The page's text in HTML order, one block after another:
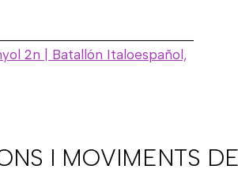
2n | Batallón Italoespañol,
I MOVIMENTS